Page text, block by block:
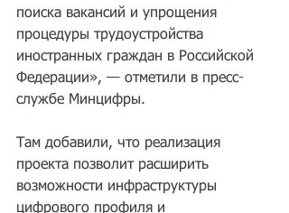
поиска вакансий и упрощения
процедуры трудоустройства
иностранных граждан в Российской
Федерации», — отметили в пресс-
службе Минцифры.
Там добавили, что реализация
проекта позволит расширить
возможности инфраструктуры
цифрового профиля и